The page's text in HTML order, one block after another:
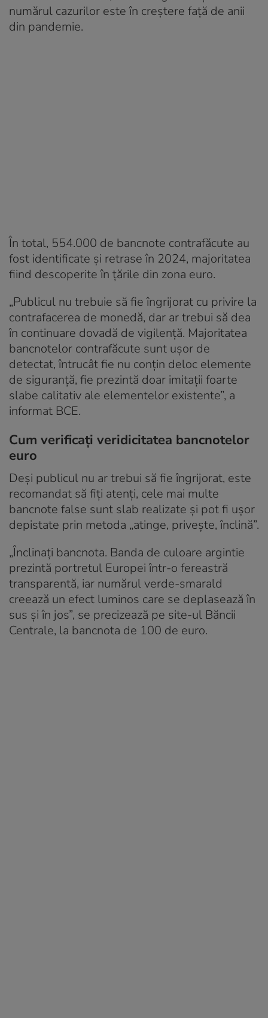
numărul cazurilor este în creștere față de anii
din pandemie.
În total, 554.000 de bancnote contrafăcute au
fost identificate și retrase în 2024, majoritatea
fiind descoperite în țările din zona euro.
„Publicul nu trebuie să fie îngrijorat cu privire la
contrafacerea de monedă, dar ar trebui să dea
în continuare dovadă de vigilență. Majoritatea
bancnotelor contrafăcute sunt ușor de
detectat, întrucât fie nu conțin deloc elemente
de siguranță, fie prezintă doar imitații foarte
slabe calitativ ale elementelor existente”, a
informat BCE.
Cum verificați veridicitatea bancnotelor
euro
Deși publicul nu ar trebui să fie îngrijorat, este
recomandat să fiți atenți, cele mai multe
bancnote false sunt slab realizate și pot fi ușor
depistate prin metoda „atinge, privește, înclină”.
„Înclinați bancnota. Banda de culoare argintie
prezintă portretul Europei într-o fereastră
transparentă, iar numărul verde-smarald
creează un efect luminos care se deplasează în
sus și în jos”, se precizează pe site-ul Băncii
Centrale, la bancnota de 100 de euro.